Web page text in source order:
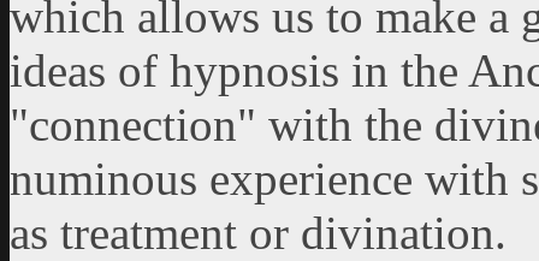
which allows us to make a
ideas of hypnosis in the
"connection" with the
numinous experience with
as treatment or divination.